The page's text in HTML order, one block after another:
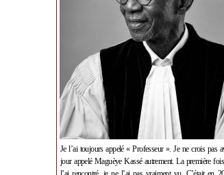
Je l’ai toujours appelé « Professeur ». Je ne crois pas
jour appelé Maguèye Kassé autrement. La première